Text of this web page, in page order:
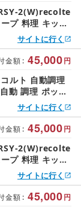
2(W)recolte
プ 料理 キッチ
サイトに行く
金額 : 45,000円
ルト 自動調理
動 調理 ポット
サイトに行く
金額 : 45,000円
2(W)recolte
プ 料理 キッチ
サイトに行く
金額 : 45,000円